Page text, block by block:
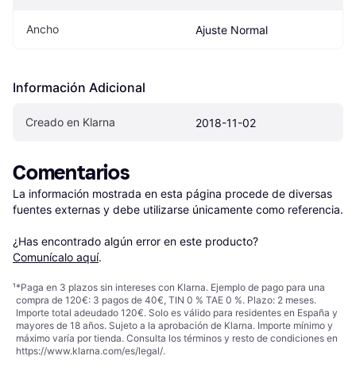
Ancho Ajuste Normal
Información Adicional
Creado en Klarna 2018-11-02
Comentarios
La información mostrada en esta página procede de diversas
fuentes externas y debe utilizarse únicamente como referencia.
¿Has encontrado algún error en este producto?
Comunícalo aquí.
¹*Paga en 3 plazos sin intereses con Klarna. Ejemplo de pago para una
compra de 120€: 3 pagos de 40€, TIN 0 % TAE 0 %. Plazo: 2 meses.
Importe total adeudado 120€. Solo es válido para residentes en España y
mayores de 18 años. Sujeto a la aprobación de Klarna. Importe mínimo y
máximo varía por tienda. Consulta los términos y resto de condiciones en
https://www.klarna.com/es/legal/.